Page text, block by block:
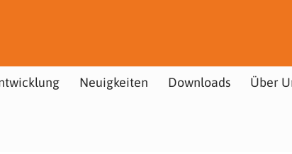
Neuigkeiten Downloads Über